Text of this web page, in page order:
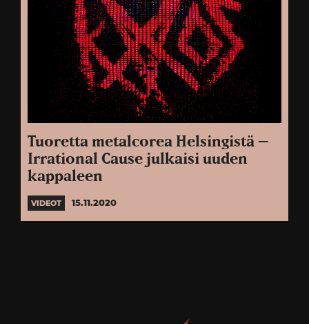
Tuoretta metalcorea Helsingistä –
Irrational Cause julkaisi uuden
kappaleen
VIDEOT 15.11.2020